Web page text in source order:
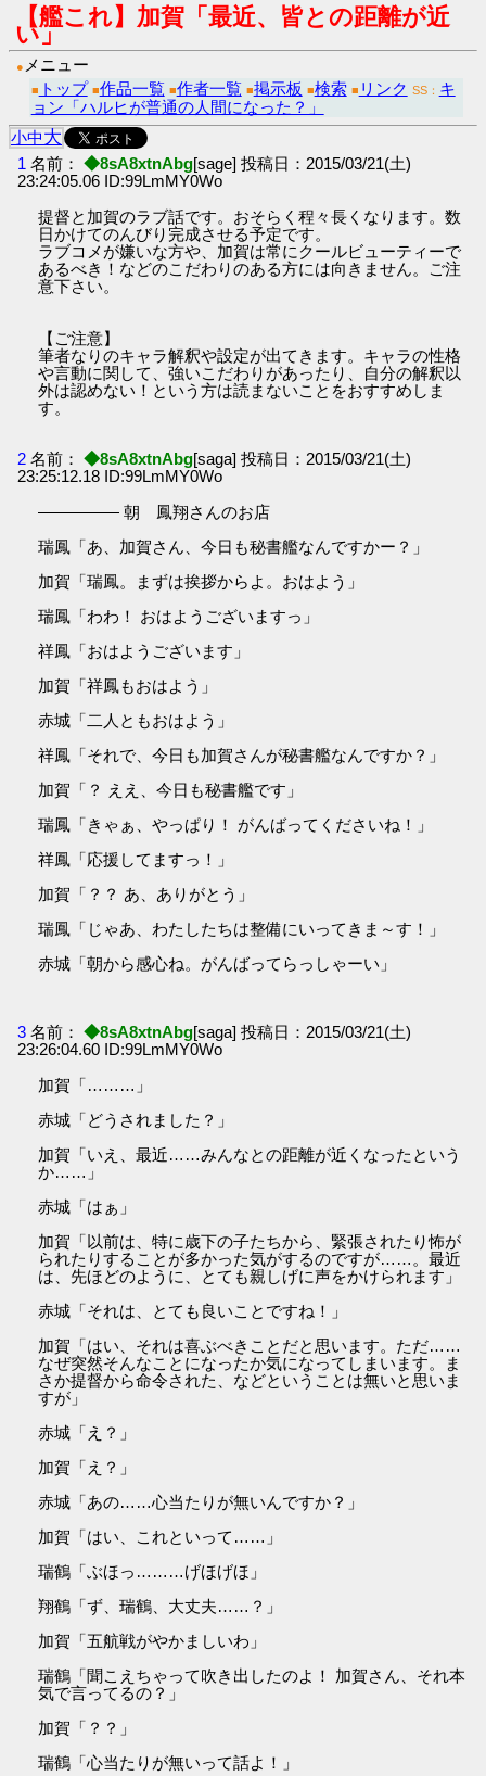
【艦これ】加賀「最近、皆との距離が近
い」
● メニュー
■ トップ ■作品一覧 ■作者一覧 ■掲示板 ■検索 ■ リンク SS： キ
ョン「ハルヒが普通の人間になった？」
小中大
1 名前： ◆8sA8xtnAbg[sage] 投稿日：2015/03/21(土)
23:24:05.06 ID:99LmMY0Wo
提督と加賀のラブ話です。おそらく程々長くなります。数
日かけてのんびり完成させる予定です。
ラブコメが嫌いな方や、加賀は常にクールビューティーで
あるべき！などのこだわりのある方には向きません。ご注
意下さい。
【ご注意】
筆者なりのキャラ解釈や設定が出てきます。キャラの性格
や言動に関して、強いこだわりがあったり、自分の解釈以
外は認めない！という方は読まないことをおすすめしま
す。
2 名前： ◆8sA8xtnAbg[saga] 投稿日：2015/03/21(土)
23:25:12.18 ID:99LmMY0Wo
――――― 朝 鳳翔さんのお店
瑞鳳「あ、加賀さん、今日も秘書艦なんですかー？」
加賀「瑞鳳。まずは挨拶からよ。おはよう」
瑞鳳「わわ！ おはようございますっ」
祥鳳「おはようございます」
加賀「祥鳳もおはよう」
赤城「二人ともおはよう」
祥鳳「それで、今日も加賀さんが秘書艦なんですか？」
加賀「？ ええ、今日も秘書艦です」
瑞鳳「きゃぁ、やっぱり！ がんばってくださいね！」
祥鳳「応援してますっ！」
加賀「？？ あ、ありがとう」
瑞鳳「じゃあ、わたしたちは整備にいってきま～す！」
赤城「朝から感心ね。がんばってらっしゃーい」
3 名前： ◆8sA8xtnAbg[saga] 投稿日：2015/03/21(土)
23:26:04.60 ID:99LmMY0Wo
加賀「………」
赤城「どうされました？」
加賀「いえ、最近……みんなとの距離が近くなったという
か……」
赤城「はぁ」
加賀「以前は、特に歳下の子たちから、緊張されたり怖が
られたりすることが多かった気がするのですが……。最近
は、先ほどのように、とても親しげに声をかけられます」
赤城「それは、とても良いことですね！」
加賀「はい、それは喜ぶべきことだと思います。ただ……
なぜ突然そんなことになったか気になってしまいます。ま
さか提督から命令された、などということは無いと思いま
すが」
赤城「え？」
加賀「え？」
赤城「あの……心当たりが無いんですか？」
加賀「はい、これといって……」
瑞鶴「ぶほっ………げほげほ」
翔鶴「ず、瑞鶴、大丈夫……？」
加賀「五航戦がやかましいわ」
瑞鶴「聞こえちゃって吹き出したのよ！ 加賀さん、それ本
気で言ってるの？」
加賀「？？」
瑞鶴「心当たりが無いって話よ！」